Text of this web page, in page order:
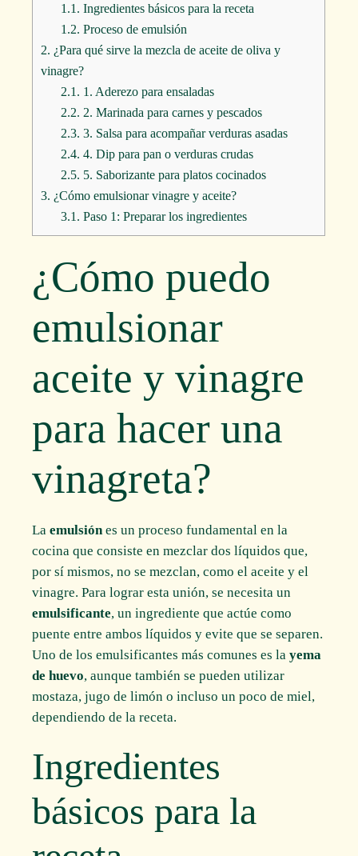
1.1. Ingredientes básicos para la receta
1.2. Proceso de emulsión
2. ¿Para qué sirve la mezcla de aceite de oliva y
vinagre?
2.1. 1. Aderezo para ensaladas
2.2. 2. Marinada para carnes y pescados
2.3. 3. Salsa para acompañar verduras asadas
2.4. 4. Dip para pan o verduras crudas
2.5. 5. Saborizante para platos cocinados
3. ¿Cómo emulsionar vinagre y aceite?
3.1. Paso 1: Preparar los ingredientes
¿Cómo puedo
emulsionar
aceite y vinagre
para hacer una
vinagreta?
Laemulsión es un proceso fundamental en la
cocina que consiste en mezclar dos líquidos que,
por sí mismos, no se mezclan, como el aceite y el
vinagre. Para lograr esta unión, se necesita un
emulsificante, un ingrediente que actúe como
puente entre ambos líquidos y evite que se separen.
Uno de los emulsificantes más comunes es layema
de huevo, aunque también se pueden utilizar
mostaza, jugo de limón o incluso un poco de miel,
dependiendo de la receta.
Ingredientes
básicos para la